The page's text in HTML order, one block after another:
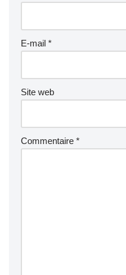
E-mail *
Site web
Commentaire *